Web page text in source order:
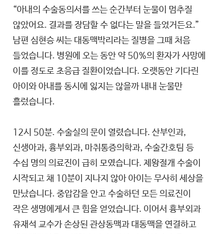
“아내의 수술동의서를 쓰는 순간부터 눈물이 멈추질
않았어요. 결과를 장담할 수 없다는 말을 들었거든요.”
남편 심현승 씨는 대동맥박리라는 질병을 그때 처음
들었습니다. 병원에 오는 동안 약 50%의 환자가 사망에
이를 정도로 초응급 질환이었습니다. 오랫동안 기다린
아이와 아내를 동시에 잃지는 않을까 내내 눈물만
흘렀습니다.
12시 50분. 수술실의 문이 열렸습니다. 산부인과,
신생아과, 흉부외과, 마취통증의학과, 수술간호팀 등
수십 명의 의료진이 급히 모였습니다. 제왕절개 수술이
시작되고 채 10분이 지나지 않아 아이는 무사히 세상을
만났습니다. 중압감을 안고 수술하던 모든 의료진이
작은 생명에게서 큰 힘을 얻었습니다. 이어서 흉부외과
유재석 교수가 손상된 관상동맥과 대동맥을 연결하고